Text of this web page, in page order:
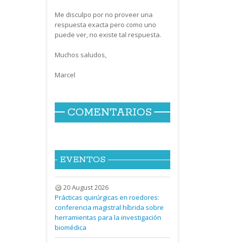
Me disculpo por no proveer una
respuesta exacta pero como uno
puede ver, no existe tal respuesta.
Muchos saludos,
Marcel
COMENTARIOS
EVENTOS
20 August 2026
Prácticas quirúrgicas en roedores:
conferencia magistral híbrida sobre
herramientas para la investigación
biomédica